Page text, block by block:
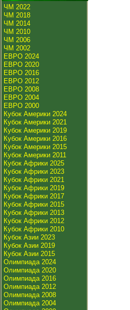
ЧМ 2022
ЧМ 2018
ЧМ 2014
ЧМ 2010
ЧМ 2006
ЧМ 2002
ЕВРО 2024
ЕВРО 2020
ЕВРО 2016
ЕВРО 2012
ЕВРО 2008
ЕВРО 2004
ЕВРО 2000
Кубок Америки 2024
Кубок Америки 2021
Кубок Америки 2019
Кубок Америки 2016
Кубок Америки 2015
Кубок Америки 2011
Кубок Африки 2025
Кубок Африки 2023
Кубок Африки 2021
Кубок Африки 2019
Кубок Африки 2017
Кубок Африки 2015
Кубок Африки 2013
Кубок Африки 2012
Кубок Африки 2010
Кубок Азии 2023
Кубок Азии 2019
Кубок Азии 2015
Олимпиада 2024
Олимпиада 2020
Олимпиада 2016
Олимпиада 2012
Олимпиада 2008
Олимпиада 2004